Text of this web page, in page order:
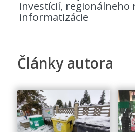
investícií, regionálneho
informatizácie
Články autora